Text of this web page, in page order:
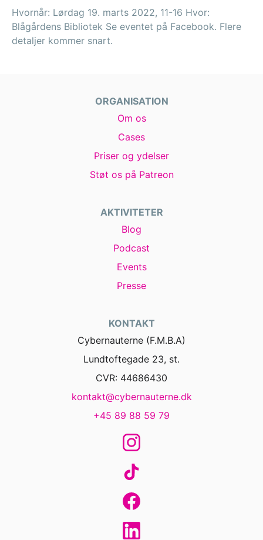
Hvornår: Lørdag 19. marts 2022, 11-16 Hvor:
Blågårdens Bibliotek Se eventet på Facebook. Flere
detaljer kommer snart.
ORGANISATION
Om os
Cases
Priser og ydelser
Støt os på Patreon
AKTIVITETER
Blog
Podcast
Events
Presse
KONTAKT
Cybernauterne (F.M.B.A)
Lundtoftegade 23, st.
CVR: 44686430
kontakt@cybernauterne.dk
+45 89 88 59 79